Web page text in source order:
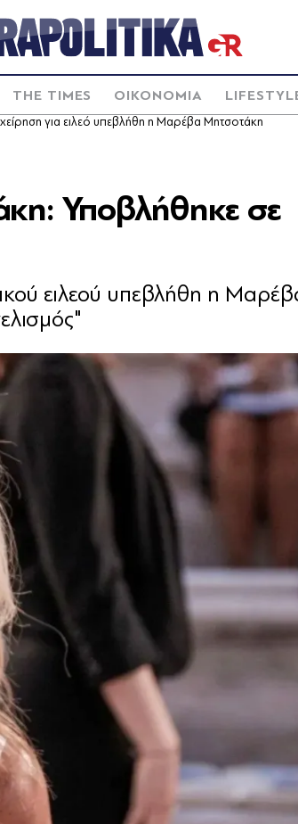
THE TIMES ΟΙΚΟΝΟΜΙΑ
για ειλεό υπεβλήθη η Μαρέβα Μητσοτάκη
Υποβλήθηκε σε
ειλεού υπεβλήθη η